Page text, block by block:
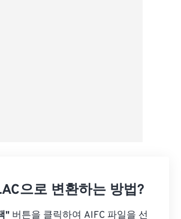
으로 변환하는 방법?
" 버튼을 클릭하여 AIFC 파일을 선